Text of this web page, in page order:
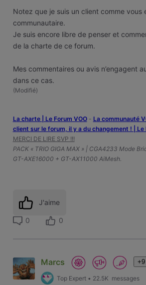
Notez que je suis un client comme vous
communautaire.
Je suis encore libre de penser et
de la charte de ce forum.
Mes commentaires ou avis n’engagent
dans ce cas.
(Modifié)
La charte | Le Forum VOO- ‎La communauté
client sur le forum, il y a du changement ! | Le
MERCI DE LIRE SVP !!!
PACK « TRIO GIGA MAX » | CGA4233 Mode
GT-AXE16000 + GT-AX11000 AiMesh.
J'aime
0 0
Marcs
Top Expert • 22.5K messages